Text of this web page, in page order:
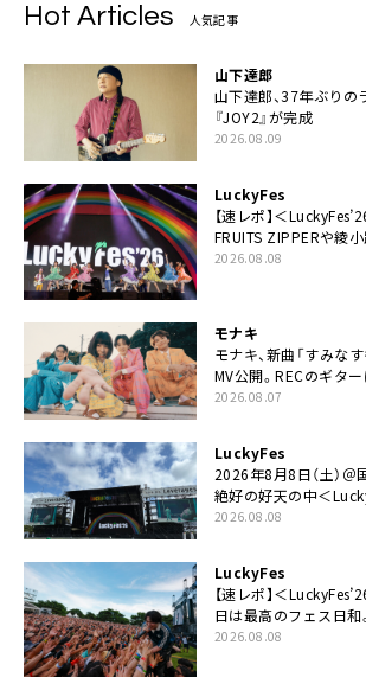
Hot Articles 人気記事
山下達郎
山下達郎、37年ぶりの
『JOY2』が完成
2026.08.09
LuckyFes
【速レポ】＜
FRUITS ZIPPERや綾
た豪華コラボも「知っ
2026.08.08
モナキ
モナキ、新曲「すみな
MV公開。RECのギタ
伊藤一朗参加も
2026.08.07
LuckyFes
2026年8月8日（土）＠
絶好の好天の中＜
2026.08.08
LuckyFes
【速レポ】＜
日は最高のフェス日和
の夏休みを作っていき
2026.08.08